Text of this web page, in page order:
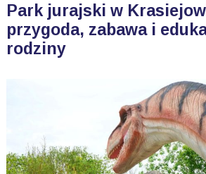
Park jurajski w
przygoda, zabawa i
rodziny